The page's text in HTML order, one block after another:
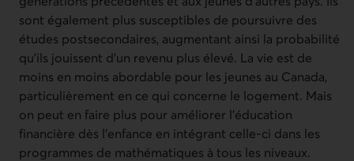
sont également plus susceptibles de poursuivre des
études postsecondaires, augmentant ainsi la probabilité
qu’ils jouissent d’un revenu plus élevé. La vie est de
moins en moins abordable pour les jeunes au Canada,
particulièrement en ce qui concerne le logement. Mais
on peut en faire plus pour améliorer l’éducation
financière dès l’enfance en intégrant celle-ci dans les
programmes de mathématiques à tous les niveaux.